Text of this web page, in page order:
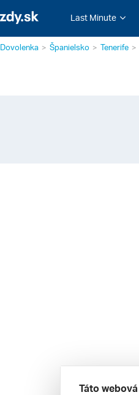
Last Minute
Dovolenka Španielsko Tenerife
Táto